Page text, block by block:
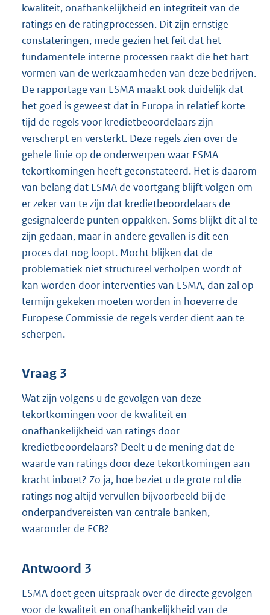
kwaliteit, onafhankelijkheid en integriteit van de
ratings en de ratingprocessen. Dit zijn ernstige
constateringen, mede gezien het feit dat het
fundamentele interne processen raakt die het hart
vormen van de werkzaamheden van deze bedrijven.
De rapportage van ESMA maakt ook duidelijk dat
het goed is geweest dat in Europa in relatief korte
tijd de regels voor kredietbeoordelaars zijn
verscherpt en versterkt. Deze regels zien over de
gehele linie op de onderwerpen waar ESMA
tekortkomingen heeft geconstateerd. Het is daarom
van belang dat ESMA de voortgang blijft volgen om
er zeker van te zijn dat kredietbeoordelaars de
gesignaleerde punten oppakken. Soms blijkt dit al te
zijn gedaan, maar in andere gevallen is dit een
proces dat nog loopt. Mocht blijken dat de
problematiek niet structureel verholpen wordt of
kan worden door interventies van ESMA, dan zal op
termijn gekeken moeten worden in hoeverre de
Europese Commissie de regels verder dient aan te
scherpen.
Vraag 3
Wat zijn volgens u de gevolgen van deze
tekortkomingen voor de kwaliteit en
onafhankelijkheid van ratings door
kredietbeoordelaars? Deelt u de mening dat de
waarde van ratings door deze tekortkomingen aan
kracht inboet? Zo ja, hoe beziet u de grote rol die
ratings nog altijd vervullen bijvoorbeeld bij de
onderpandvereisten van centrale banken,
waaronder de ECB?
Antwoord 3
ESMA doet geen uitspraak over de directe gevolgen
voor de kwaliteit en onafhankelijkheid van de